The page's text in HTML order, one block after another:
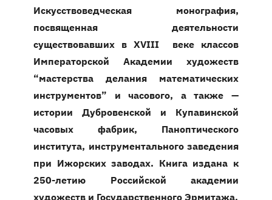
Искусствоведческая монография,
посвященная деятельности
существовавших в XVIII веке классов
Императорской Академии художеств
“мастерства делания математических
инструментов” и часового, а также —
истории Дубровенской и Купавинской
часовых фабрик, Паноптического
института, инструментального заведения
при Ижорских заводах. Книга издана к
250-летию Российской академии
художеств и Государственного Эрмитажа.